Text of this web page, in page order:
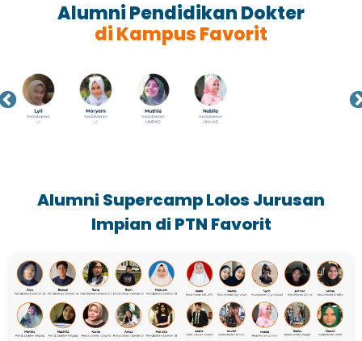
Alumni Pendidikan Dokter
di Kampus Favorit
Alumni Supercamp Lolos Jurusan
Impian di PTN Favorit